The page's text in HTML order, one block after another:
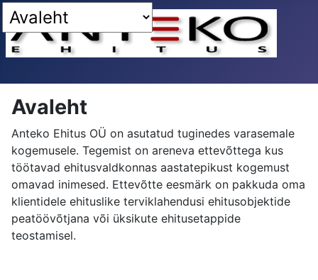
Avaleht
Anteko Ehitus OÜ on asutatud tuginedes varasemale
kogemusele. Tegemist on areneva ettevõttega kus
töötavad ehitusvaldkonnas aastatepikust kogemust
omavad inimesed. Ettevõtte eesmärk on pakkuda oma
klientidele ehituslike terviklahendusi ehitusobjektide
peatöövõtjana või üksikute ehitusetappide
teostamisel.